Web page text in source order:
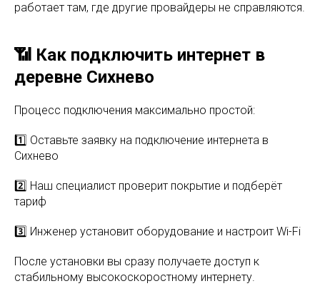
работает там, где другие провайдеры не справляются.
📶 Как подключить интернет в
деревне Сихнево
Процесс подключения максимально простой:
1️⃣ Оставьте заявку на подключение интернета в
Сихнево
2️⃣ Наш специалист проверит покрытие и подберёт
тариф
3️⃣ Инженер установит оборудование и настроит Wi-Fi
После установки вы сразу получаете доступ к
стабильному высокоскоростному интернету.